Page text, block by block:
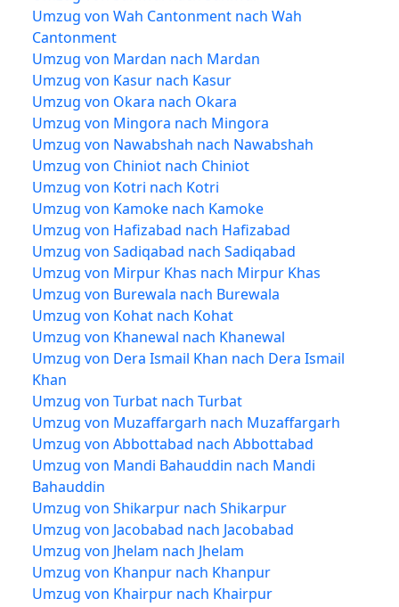
Umzug von Wah Cantonment nach Wah
Cantonment
Umzug von Mardan nach Mardan
Umzug von Kasur nach Kasur
Umzug von Okara nach Okara
Umzug von Mingora nach Mingora
Umzug von Nawabshah nach Nawabshah
Umzug von Chiniot nach Chiniot
Umzug von Kotri nach Kotri
Umzug von Kamoke nach Kamoke
Umzug von Hafizabad nach Hafizabad
Umzug von Sadiqabad nach Sadiqabad
Umzug von Mirpur Khas nach Mirpur Khas
Umzug von Burewala nach Burewala
Umzug von Kohat nach Kohat
Umzug von Khanewal nach Khanewal
Umzug von Dera Ismail Khan nach Dera Ismail
Khan
Umzug von Turbat nach Turbat
Umzug von Muzaffargarh nach Muzaffargarh
Umzug von Abbottabad nach Abbottabad
Umzug von Mandi Bahauddin nach Mandi
Bahauddin
Umzug von Shikarpur nach Shikarpur
Umzug von Jacobabad nach Jacobabad
Umzug von Jhelam nach Jhelam
Umzug von Khanpur nach Khanpur
Umzug von Khairpur nach Khairpur